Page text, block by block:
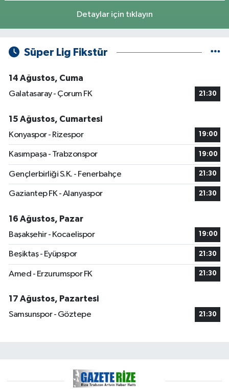
Detaylar için tıklayın
Süper Lig Fikstür
14 Ağustos, Cuma
Galatasaray - Çorum FK
21:30
15 Ağustos, Cumartesi
Konyaspor - Rizespor
19:00
Kasımpaşa - Trabzonspor 19:00
Gençlerbirliği S.K. - Fenerbahçe 21:30
Gaziantep FK - Alanyaspor 21:30
16 Ağustos, Pazar
Başakşehir - Kocaelispor
19:00
Beşiktaş - Eyüpspor 21:30
Amed - Erzurumspor FK 21:30
17 Ağustos, Pazartesi
Samsunspor - Göztepe
21:30